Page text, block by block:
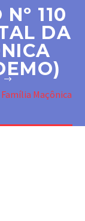
110
DA
Maçônica